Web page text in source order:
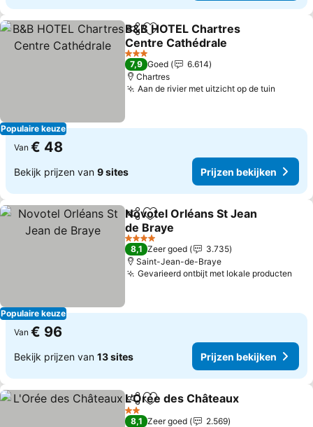
Populaire keuze
DelenToevoegen aan favorieten
B&B HOTEL Chartres
Centre Cathédrale
3 Sterren
7,9 Goed
6.614
Chartres
Aan de rivier met uitzicht op de tuin
Van € 48
Bekijk prijzen van 9 sites Prijzen bekijken
Populaire keuze
DelenToevoegen aan favorieten
Novotel Orléans St Jean
de Braye
4 Sterren
8,1 Zeer goed
3.735
Saint-Jean-de-Braye
Gevarieerd ontbijt met lokale producten
Van € 96
Bekijk prijzen van 13 sites Prijzen bekijken
DelenToevoegen aan favorieten
L'Orée des Châteaux
2 Sterren
8,1 Zeer goed
2.569